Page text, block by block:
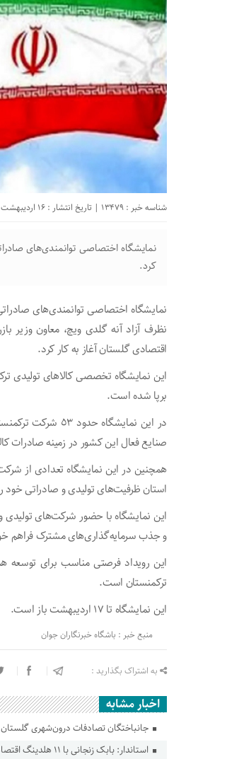
شناسه خبر : 13479 | تاریخ انتشار : 16 اردیبهشت 1404 - 10:49 |
نمایشگاه اختصاصی توانمندی‌های
کرد.
نمایشگاه اختصاصی توانمندی‌های
نظرف آزاد آنه گلدی ویچ، معاون وزیر
اقتصادی گلستان آغاز به کار کرد.
این نمایشگاه تخصصی کالا‌های تولیدی
برپا شده است.
در این
صنایع فعال این کشور در زمینه صادرات
همچنین در این نمایشگاه تعدادی از
استان ظرفیت‌های تولیدی و صادراتی خود
این نمایشگاه با حضور شرکت‌های
و جذب سرمایه‌گذاری‌های مشترک فراهم
این رویداد فرصتی مناسب برای توسعه
ترکمنستان است.
این نمایشگاه تا ۱۷ اردیبهشت باز است.
منبع خبر : باشگاه خبرنگاران جوان
به اشتراک بگذارید :
اخبار مشابه
جانباختگان تصادفات درون‌شهری گلستان ۱۷ درصد کاهش یافت
استاندار: بابک زنجانی با ۱۱ هلدینگ اقتصادی پیگیر سرمایه‌گذاری در گلستان است